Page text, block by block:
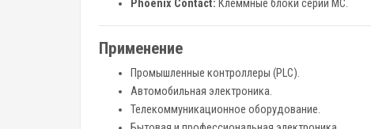
Phoenix Contact: Клеммные блоки серии MC.
Применение
Промышленные контроллеры (PLC).
Автомобильная электроника.
Телекоммуникационное оборудование.